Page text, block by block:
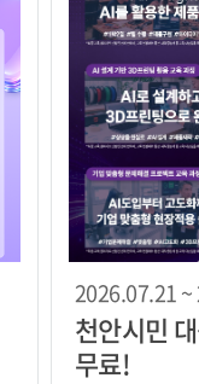
2026.07.21 ~
천안시민
무료!